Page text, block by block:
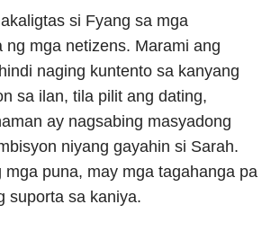
si Fyang sa mga
ng mga netizens. Marami ang
naging kuntento sa kanyang
sa ilan, tila pilit ang dating,
ay nagsabing masyadong
niyang gayahin si Sarah.
mga puna, may mga tagahanga pa
suporta sa kaniya.